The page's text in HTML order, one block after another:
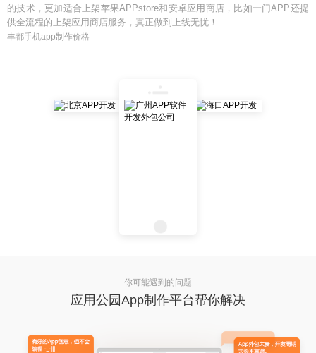
的技术，更加适合上架苹果APPstore和安卓应用商店，比如一门APP还提
供全流程的上架应用商店服务，真正做到上线无忧！
丰都手机app制作价格
你可能遇到的问题
应用公园App制作平台帮你解决